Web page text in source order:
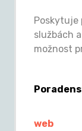
Poskytuje
službách
možnost
web